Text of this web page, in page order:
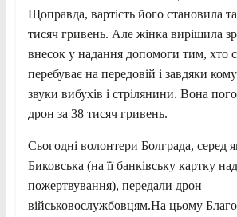
Щоправда, вартість його становила
тисяч гривень. Але жінка вирішила
внесок у надання допомоги тим, хто
перебуває на передовій і завдяки
звуки вибухів і стрілянини. Вона
дрон за 38 тисяч гривень.
Сьогодні волонтери Болграда, серед
Биковська (на її банківську картку
пожертвування), передали дрон
військовослужбовцям.На цьому